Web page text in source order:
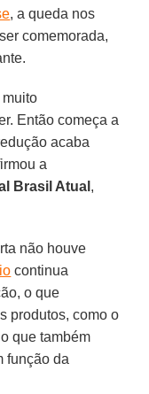
, a queda nos
comemorada,
muito
Então começa a
acaba
a
Brasil Atual ,
não houve
continua
o que
produtos, como o
que também
função da